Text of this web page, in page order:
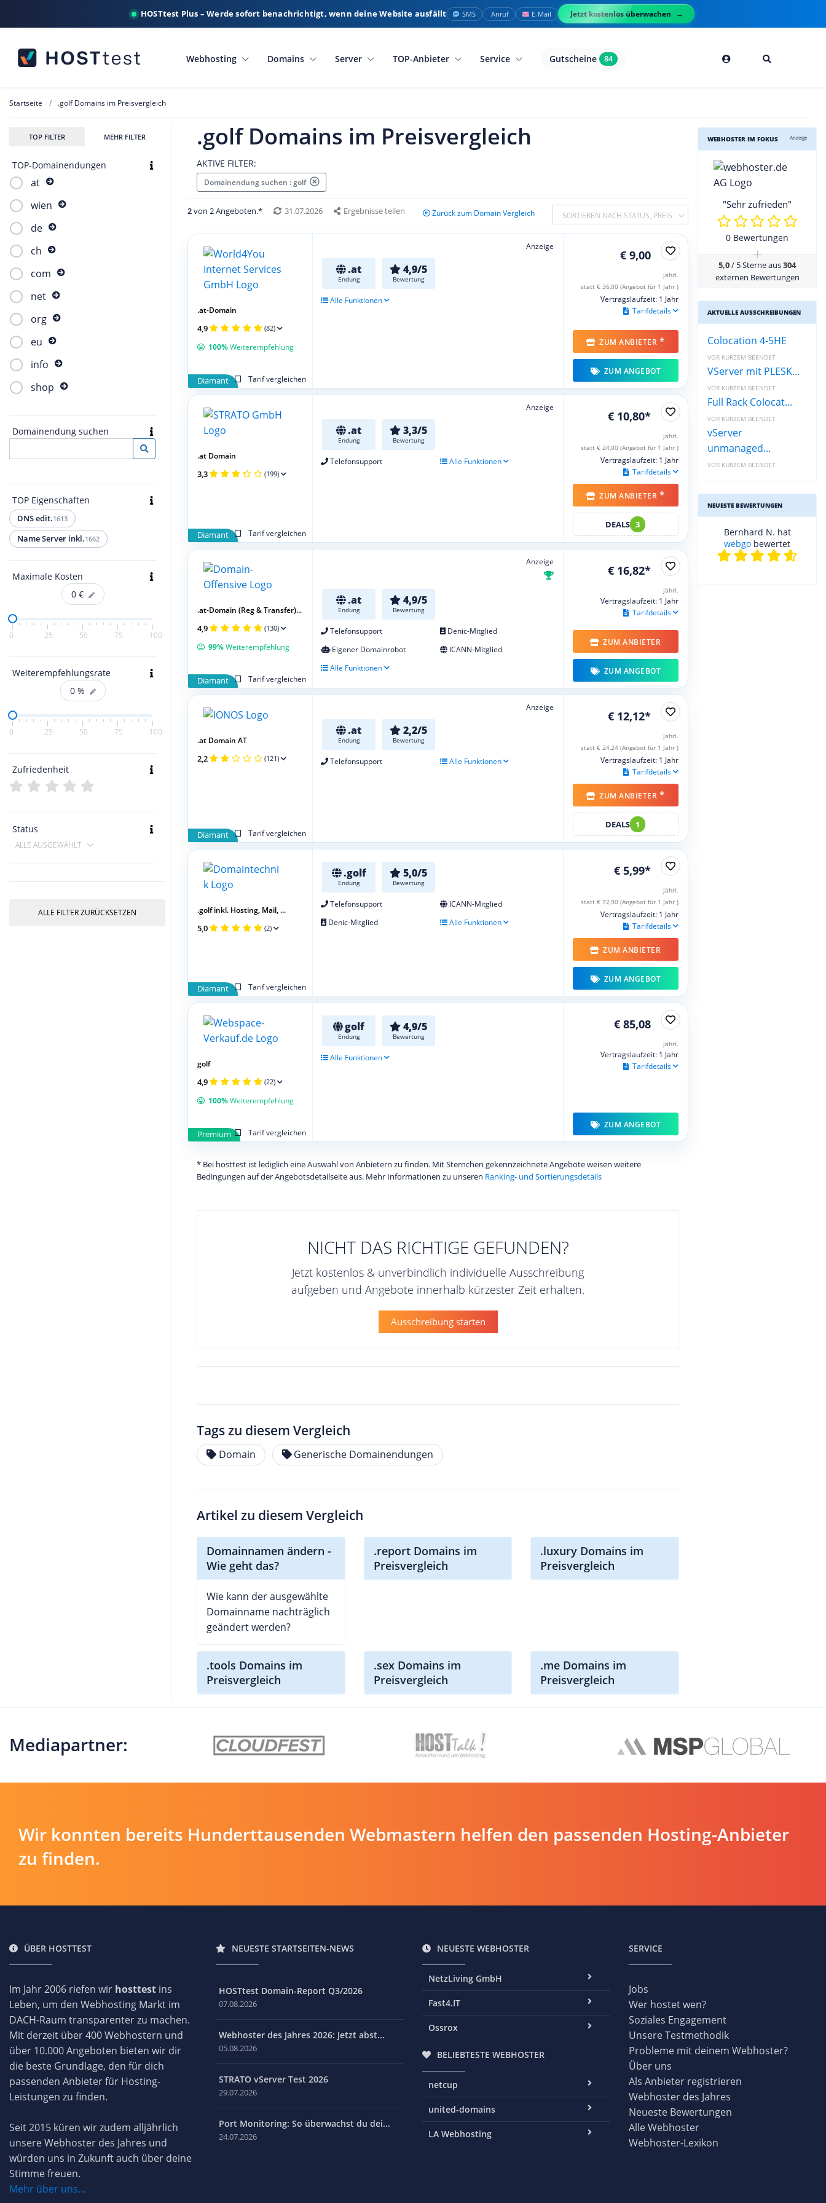
HOSTtest Plus – Werde sofort benachrichtigt, wenn deine Website ausfällt SMS Anruf E-Mail Jetzt kostenlos überwachen
Webhosting Domains Server TOP-Anbieter Service Gutscheine 84
Startseite .golf Domains im Preisvergleich
TOP FILTER MEHR FILTER
TOP-Domainendungen
at
wien
de
ch
com
net
org
eu
info
shop
Domainendung suchen
TOP Eigenschaften
DNS edit.1613
Name Server inkl.1662
Maximale Kosten
0 €
0 25 50 75 100
Weiterempfehlungsrate
0 %
0 25 50 75 100
Zufriedenheit
Status
ALLE AUSGEWÄHLT
ALLE FILTER ZURÜCKSETZEN
.golf Domains im Preisvergleich
AKTIVE FILTER:
Domainendung suchen : golf
2von 2 Angeboten.* 31.07.2026 Ergebnisse teilen Zurück zum Domain Vergleich SORTIEREN NACH STATUS, PREIS
Anzeige
.at
Endung
4,9/5
Bewertung
Alle Funktionen
Diamant Tarif vergleichen
.at-Domain
4,9 (82)
100%Weiterempfehlung
€ 9,00
jährl.
statt € 36,00 (Angebot für 1 Jahr )
Vertragslaufzeit: 1 Jahr
Tarifdetails
ZUM ANBIETER *
ZUM ANGEBOT
Anzeige
.at
Endung
3,3/5
Bewertung
Telefonsupport Alle Funktionen
Diamant Tarif vergleichen
.at Domain
3,3 (199)
€ 10,80*
jährl.
statt € 24,00 (Angebot für 1 Jahr )
Vertragslaufzeit: 1 Jahr
Tarifdetails
ZUM ANBIETER *
DEALS 3
Anzeige
.at
Endung
4,9/5
Bewertung
Telefonsupport
Denic-Mitglied
Eigener Domainrobot
ICANN-Mitglied
Alle Funktionen
Diamant
Tarif vergleichen
.at-Domain (Reg & Transfer)...
4,9 (130)
99%Weiterempfehlung
€ 16,82*
jährl.
Vertragslaufzeit: 1 Jahr
Tarifdetails
ZUM ANBIETER
ZUM ANGEBOT
Anzeige
.at
Endung
2,2/5
Bewertung
Telefonsupport Alle Funktionen
Diamant Tarif vergleichen
.at Domain AT
2,2 (121)
€ 12,12*
jährl.
statt € 24,24 (Angebot für 1 Jahr )
Vertragslaufzeit: 1 Jahr
Tarifdetails
ZUM ANBIETER *
DEALS 1
.golf
Endung
5,0/5
Bewertung
Telefonsupport
ICANN-Mitglied
Denic-Mitglied
Alle Funktionen
Diamant Tarif vergleichen
.golf inkl. Hosting, Mail, ...
5,0 (2)
€ 5,99*
jährl.
statt € 72,90 (Angebot für 1 Jahr )
Vertragslaufzeit: 1 Jahr
Tarifdetails
ZUM ANBIETER
ZUM ANGEBOT
golf
Endung
4,9/5
Bewertung
Alle Funktionen
Premium Tarif vergleichen
golf
4,9 (22)
100%Weiterempfehlung
€ 85,08
jährl.
Vertragslaufzeit: 1 Jahr
Tarifdetails
ZUM ANGEBOT
* Bei hosttest ist lediglich eine Auswahl von Anbietern zu finden. Mit Sternchen gekennzeichnete Angebote weisen weitere
Bedingungen auf der Angebotsdetailseite aus. Mehr Informationen zu unseren Ranking- und Sortierungsdetails
NICHT DAS RICHTIGE GEFUNDEN?
Jetzt kostenlos & unverbindlich individuelle Ausschreibung
aufgeben und Angebote innerhalb kürzester Zeit erhalten.
Ausschreibung starten
Tags zu diesem Vergleich
Domain Generische Domainendungen
Artikel zu diesem Vergleich
Domainnamen ändern -
Wie geht das?
Wie kann der ausgewählte
Domainname nachträglich
geändert werden?
.report Domains im
Preisvergleich
.luxury Domains im
Preisvergleich
.tools Domains im
Preisvergleich
.sex Domains im
Preisvergleich
.me Domains im
Preisvergleich
WEBHOSTER IM FOKUS Anzeige
"Sehr zufrieden"
0 Bewertungen
+
5,0/ 5 Sterne aus304
externen Bewertungen
AKTUELLE AUSSCHREIBUNGEN
Colocation 4-5HE
VOR KURZEM BEENDET
VServer mit PLESK...
VOR KURZEM BEENDET
Full Rack Colocat...
VOR KURZEM BEENDET
vServer
unmanaged...
VOR KURZEM BEENDET
NEUESTE BEWERTUNGEN
Bernhard N. hat
webgo bewertet
Mediapartner:
Wir konnten bereits Hunderttausenden Webmastern helfen den passenden Hosting-Anbieter
zu finden.
ÜBER HOSTTEST
Im Jahr 2006 riefen wir hosttest ins
Leben, um den Webhosting Markt im
DACH-Raum transparenter zu machen.
Mit derzeit über 400 Webhostern und
über 10.000 Angeboten bieten wir dir
die beste Grundlage, den für dich
passenden Anbieter für Hosting-
Leistungen zu finden.
Seit 2015 küren wir zudem alljährlich
unsere Webhoster des Jahres und
würden uns in Zukunft auch über deine
Stimme freuen.
Mehr über uns...
NEUESTE STARTSEITEN-NEWS
HOSTtest Domain-Report Q3/2026
07.08.2026
Webhoster des Jahres 2026: Jetzt abst...
05.08.2026
STRATO vServer Test 2026
29.07.2026
Port Monitoring: So überwachst du dei...
24.07.2026
NEUESTE WEBHOSTER
NetzLiving GmbH
Fast4.IT
Ossrox
BELIEBTESTE WEBHOSTER
netcup
united-domains
LA Webhosting
SERVICE
Jobs
Wer hostet wen?
Soziales Engagement
Unsere Testmethodik
Probleme mit deinem Webhoster?
Über uns
Als Anbieter registrieren
Webhoster des Jahres
Neueste Bewertungen
Alle Webhoster
Webhoster-Lexikon